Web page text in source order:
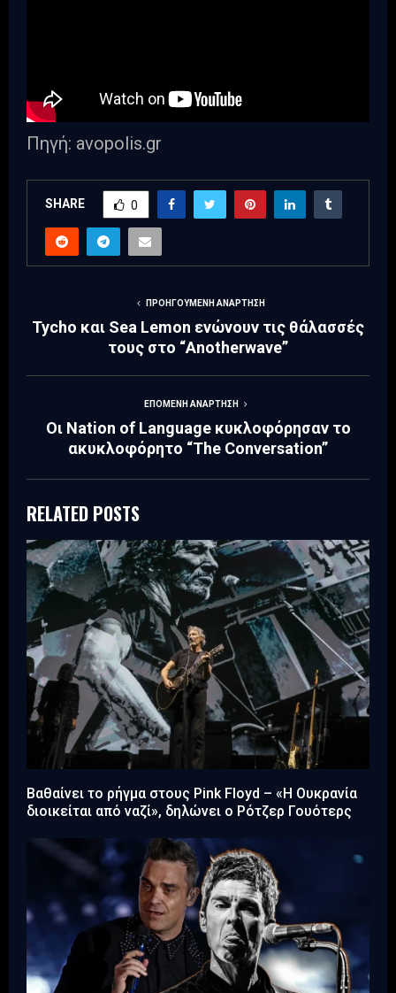
Πηγή: avopolis.gr
SHARE 0
ΠΡΟΗΓΟΎΜΕΝΗ ΑΝΆΡΤΗΣΗ
Tycho και Sea Lemon ενώνουν τις θάλασσές
τους στο “Anotherwave”
ΕΠΌΜΕΝΗ ΑΝΆΡΤΗΣΗ
Οι Nation of Language κυκλοφόρησαν το
ακυκλοφόρητο “The Conversation”
RELATED POSTS
Βαθαίνει το ρήγμα στους Pink Floyd – «Η Ουκρανία
διοικείται από ναζί», δηλώνει ο Ρότζερ Γουότερς